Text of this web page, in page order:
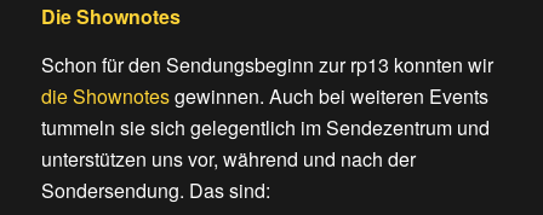
Die Shownotes
Schon für den Sendungsbeginn zur rp13 konnten wir
die Shownotesgewinnen. Auch bei weiteren Events
tummeln sie sich gelegentlich im Sendezentrum und
unterstützen uns vor, während und nach der
Sondersendung. Das sind: